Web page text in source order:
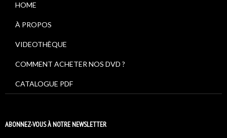
HOME
À PROPOS
VIDEOTHÈQUE
COMMENT ACHETER NOS DVD ?
CATALOGUE PDF
ABONNEZ-VOUS À NOTRE NEWSLETTER